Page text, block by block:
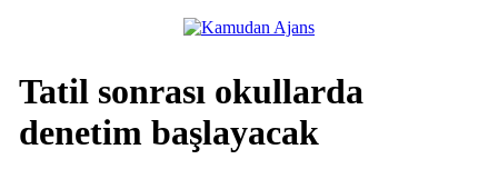
Tatil sonrası okullarda
denetim başlayacak